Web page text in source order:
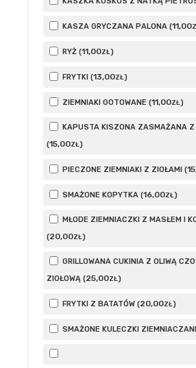
KASZA GRYCZANA PALONA (11,00
RYŻ (11,00ZŁ)
FRYTKI (13,00ZŁ)
ZIEMNIAKI GOTOWANE (11,00ZŁ)
KAPUSTA KISZONA ZASMAŻANA
(15,00ZŁ)
PIECZONE ZIEMNIAKI Z ZIOŁAMI (15
SMAŻONE KOPYTKA (16,00ZŁ)
MŁODE ZIEMNIACZKI Z MASŁEM I
(20,00ZŁ)
GRILLOWANA CUKINIA Z OLIWĄ
ZIOŁOWĄ (25,00ZŁ)
FRYTKI Z BATATÓW (20,00ZŁ)
SMAŻONE KULECZKI